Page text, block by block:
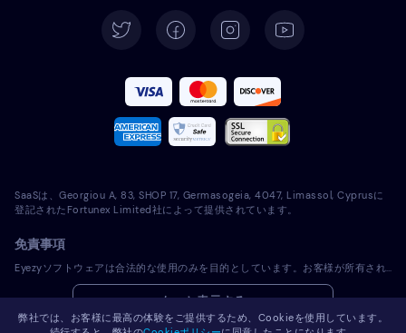
Deutsch
Español
Français
Português
Polski
Română
SaaSは、Georgiou A, 83, SHOP 17, Germasogeia, 4047, Limassol, Cyprusに
登記されたFortunex Limited社によって提供されています。
免責事項
Eyezyソフトウェアは合法的な使用のみを目的としています。お客様が所有されていないデバイスにライセンスソフトウェアをインストールすることは、適用される法律およびお住まいの地域の法律に違反します。法律では一般的に、ライセンスソフトウェアをインストールしようとするデバイスの所有者に通知することが義務付けられています。この要件に違反した場合、違反者に厳しい金銭罰および刑事罰が課される可能性があります。ライセンスソフトウェアをインストールし使用する前に、お客様の管轄区域内におけるライセンスソフトウェアの使用の合法性に関して、お客様の法律顧問に相談してください。お客様は、ライセンスソフトウェアを当該デバイスにインストールすることに関して単独で責任を負うものとし、Eyezyが責任を負わないことを認識するものとします。
もっと表示する
弊社では、お客様に最高の体験をご提供するため、Cookieを使用しています。